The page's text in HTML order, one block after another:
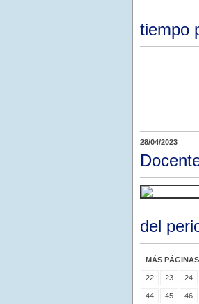
tiempo
28/04/2023
del
MÁS
22 23 24
44 45 46